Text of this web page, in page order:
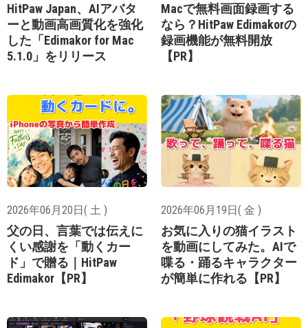
HitPaw Japan、AIアバタ
ーと動画高画質化を強化
した「Edimakor for Mac
5.1.0」をリリース
Macで無料画面録画する
なら？HitPaw Edimakorの
録画機能が無料開放
【PR】
2026年06月20日( 土 )
父の日、言葉では伝えに
くい感謝を「動くカー
ド」で贈る｜HitPaw
Edimakor【PR】
2026年06月19日( 金 )
お気に入りの猫イラスト
を動画にしてみた。AIで
喋る・踊るキャラクター
が簡単に作れる【PR】